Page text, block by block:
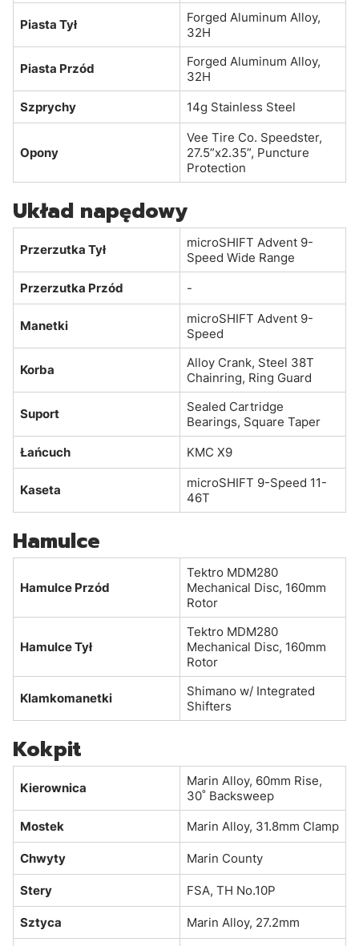
Piasta Tył
Forged Aluminum Alloy,
32H
Piasta Przód
Forged Aluminum Alloy,
32H
Szprychy
14g Stainless Steel
Opony
Vee Tire Co. Speedster,
27.5”x2.35”, Puncture
Protection
Układ napędowy
Przerzutka Tył
microSHIFT Advent 9-
Speed Wide Range
Przerzutka Przód
-
Manetki
microSHIFT Advent 9-
Speed
Korba
Alloy Crank, Steel 38T
Chainring, Ring Guard
Suport
Sealed Cartridge
Bearings, Square Taper
Łańcuch
KMC X9
Kaseta
microSHIFT 9-Speed 11-
46T
Hamulce
Hamulce Przód
Tektro MDM280
Mechanical Disc, 160mm
Rotor
Hamulce Tył
Tektro MDM280
Mechanical Disc, 160mm
Rotor
Klamkomanetki
Shimano w/ Integrated
Shifters
Kokpit
Kierownica
Marin Alloy, 60mm Rise,
30˚ Backsweep
Mostek
Marin Alloy, 31.8mm Clamp
Chwyty Marin County
Stery FSA, TH No.10P
Sztyca Marin Alloy, 27.2mm